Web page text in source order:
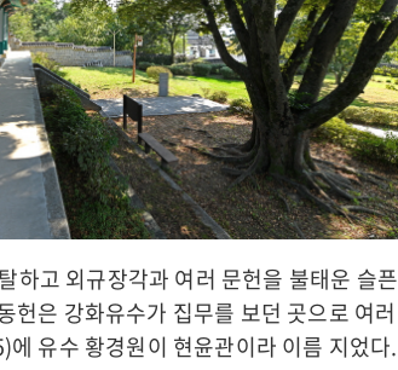
하고 외규장각과 여러 문헌을 불태운 슬픈
헌은 강화유수가 집무를 보던 곳으로 여러
유수 황경원이 현윤관이라 이름 지었다.